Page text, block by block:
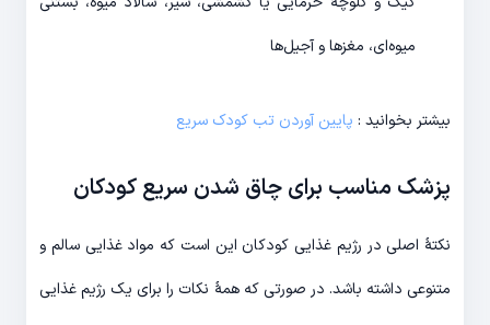
میوه‌ای، مغزها و آجیل‌ها
بیشتر بخوانید : پایین آوردن تب کودک سریع
پزشک مناسب برای چاق شدن سریع کودکان
نکتۀ اصلی در رژیم غذایی کودکان این است که مواد غذایی سالم و
متنوعی داشته باشد. در صورتی که همۀ نکات را برای یک رژیم غذایی